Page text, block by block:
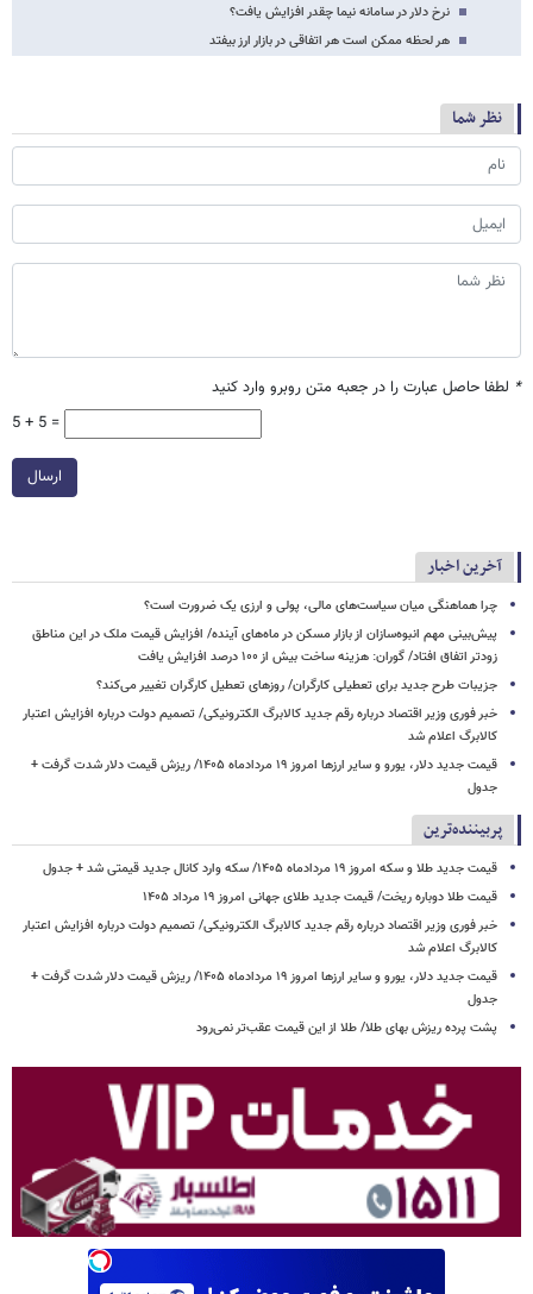
نرخ دلار در سامانه نیما چقدر افزایش یافت؟
هر لحظه ممکن است هر اتفاقی در بازار ارز بیفتد
نظر شما
* لطفا حاصل عبارت را در جعبه متن روبرو وارد کنید
5 + 5 =
ارسال
آخرین اخبار
چرا هماهنگی میان سیاست‌های مالی، پولی و ارزی یک ضرورت است؟
پیش‌بینی مهم انبوه‌سازان از بازار مسکن در ماه‌های آینده/ افزایش قیمت ملک در این مناطق
زودتر اتفاق افتاد/ گوران: هزینه ساخت بیش از ۱۰۰ درصد افزایش یافت
جزیبات طرح جدید برای تعطیلی کارگران/ روزهای تعطیل کارگران تغییر می‌کند؟
خبر فوری وزیر اقتصاد درباره رقم جدید کالابرگ الکترونیکی/ تصمیم دولت درباره افزایش اعتبار
کالابرگ اعلام شد
قیمت جدید دلار، یورو و سایر ارزها امروز ۱۹ مردادماه ۱۴۰۵/ ریزش قیمت دلار شدت گرفت +
جدول
پربیننده‌ترین
قیمت جدید طلا و سکه امروز ۱۹ مردادماه ۱۴۰۵/ سکه وارد کانال جدید قیمتی شد + جدول
قیمت طلا دوباره ریخت/ قیمت جدید طلای جهانی امروز ۱۹ مرداد ۱۴۰۵
خبر فوری وزیر اقتصاد درباره رقم جدید کالابرگ الکترونیکی/ تصمیم دولت درباره افزایش اعتبار
کالابرگ اعلام شد
قیمت جدید دلار، یورو و سایر ارزها امروز ۱۹ مردادماه ۱۴۰۵/ ریزش قیمت دلار شدت گرفت +
جدول
پشت پرده ریزش بهای طلا/ طلا از این قیمت عقب‌تر نمی‌رود